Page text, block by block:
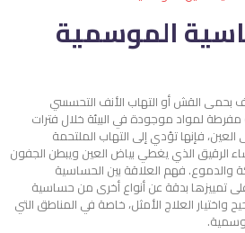
الموسمية
بحمى القش أو التهاب الأنف التحسسي
لمواد موجودة في البيئة خلال فترات
فإنها تؤدي إلى التهاب الملتحمة
الرقيق الذي يغطي بياض العين ويبطن الجفون
والدموع. فهم العلاقة بين الحساسية
تمييزها بدقة عن أنواع أخرى من حساسية
العلاج الأمثل، خاصة في المناطق التي